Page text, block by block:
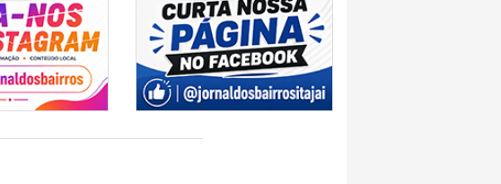
participarem da composição do Conselho Municipal da
Habitação